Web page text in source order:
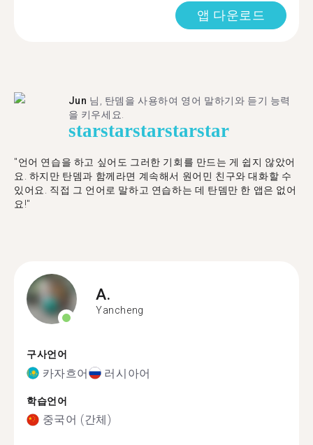
앱 다운로드
Jun 님, 탄뎀을 사용하여 영어 말하기와 듣기 능력
을 키우세요.
starstarstarstarstar
"언어 연습을 하고 싶어도 그러한 기회를 만드는 게 쉽지 않았어
요. 하지만 탄뎀과 함께라면 계속해서 원어민 친구와 대화할 수
있어요. 직접 그 언어로 말하고 연습하는 데 탄뎀만 한 앱은 없어
요!"
A.
Yancheng
구사언어
카자흐어 러시아어
학습언어
중국어 (간체)